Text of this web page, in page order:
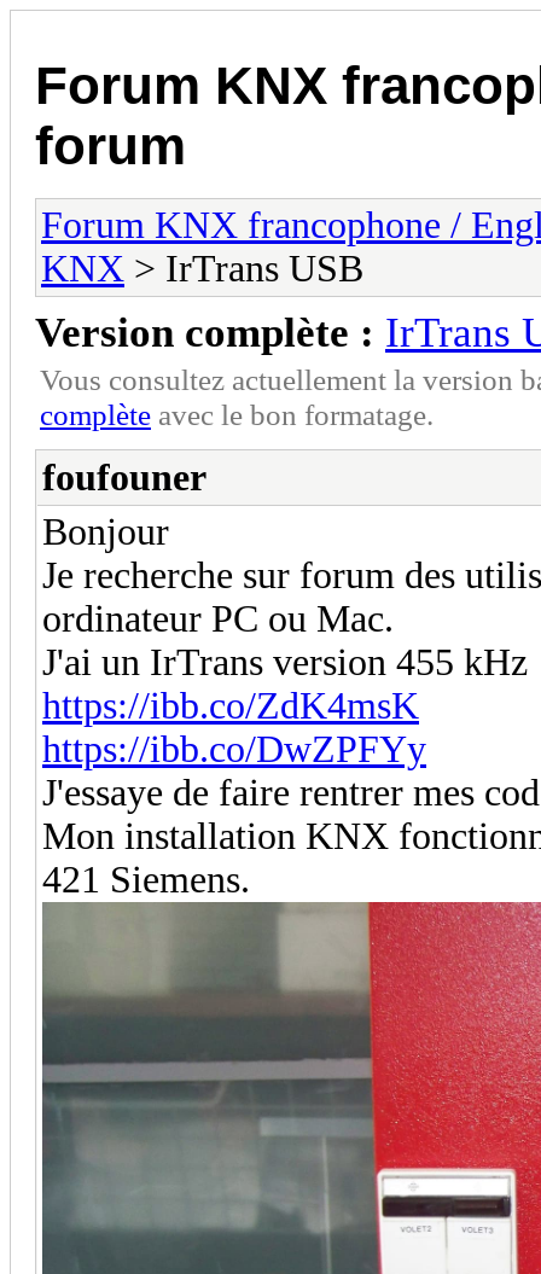
Forum KNX
forum
Forum KNX francophone /
KNX > IrTrans USB
Version complète : IrTrans
Vous consultez actuellement la version
complète avec le bon formatage.
foufouner
Bonjour
Je recherche sur forum des
ordinateur PC ou Mac.
J'ai un IrTrans version 455 kHz
https://ibb.co/ZdK4msK
https://ibb.co/DwZPFYy
J'essaye de faire rentrer mes
Mon installation KNX
421 Siemens.